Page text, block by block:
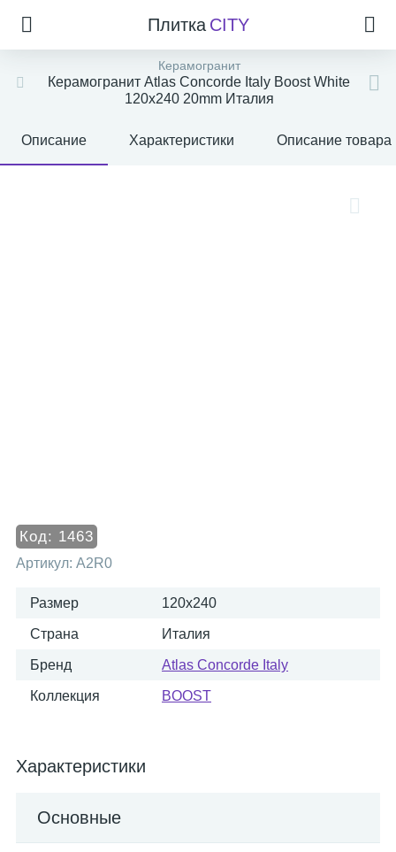
Плитка CITY
Керамогранит
Керамогранит Atlas Concorde Italy Boost White
120x240 20mm Италия
Описание Характеристики Описание товара
Код: 1463
Артикул: A2R0
Размер 120x240
Страна Италия
Бренд Atlas Concorde Italy
Коллекция BOOST
Характеристики
Основные